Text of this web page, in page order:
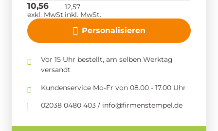
Personalisieren
10,56
exkl. MwSt.
12,57
inkl. MwSt.
Vor 15 Uhr bestellt, am selben Werktag
versandt
Kundenservice Mo-Fr von 08.00 - 17.00 Uhr
02038 0480 403 / info@firmenstempel.de